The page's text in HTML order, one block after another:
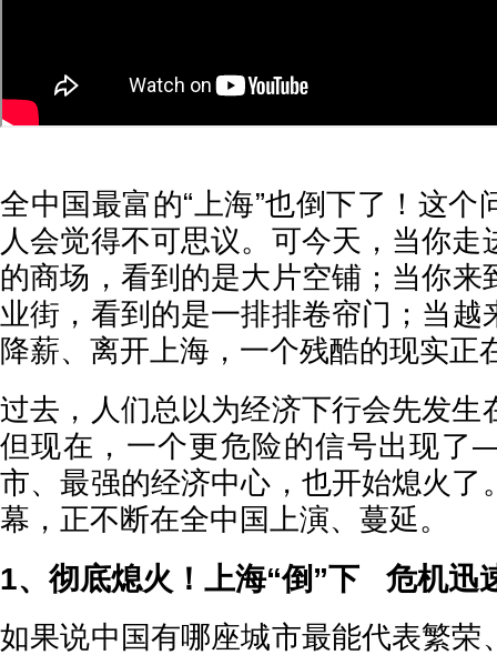
全中国最富的“上海”也倒下了！这个
人会觉得不可思议。可今天，当你走
的商场，看到的是大片空铺；当你来
业街，看到的是一排排卷帘门；当越
降薪、离开上海，一个残酷的现实正
过去，人们总以为经济下行会先发生
但现在，一个更危险的信号出现
市、最强的经济中心，也开始熄火了
幕，正不断在全中国上演、蔓延。
1、彻底熄火！上海“倒”下 危机迅
如果说中国有哪座城市最能代表繁荣